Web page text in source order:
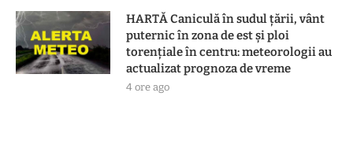
HARTĂ Caniculă în sudul țării, vânt
puternic în zona de est și ploi
torențiale în centru: meteorologii au
actualizat prognoza de vreme
4 ore ago